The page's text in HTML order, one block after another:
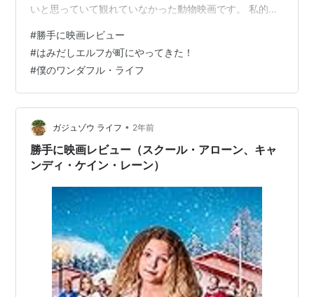
いと思っていて観れていなかった動物映画です。 私的評
★☆☆☆☆：駄作（面白くない） ★★☆☆☆：凡作
（今一つ、光る所あり） ★★★☆☆：良作（一見の価値
あり、面白い） ★★★★☆：秀作（もう一度観たい、Ｄ
ＶＤが欲しい） ★★★★★：傑作（殿堂入り） ＊＊＊
飽くまで個人的な感想です＊＊＊ では行ってみましょ
う！！
#勝手に映画レビュー
#はみだしエルフが町にやってきた！
#僕のワンダフル・ライフ
ガジュゾウ ライフ • 2年前
勝手に映画レビュー（スクール・アローン、キャ
ンディ・ケイン・レーン）